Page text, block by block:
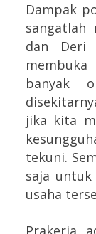
Dampak
sangatlah
dan
banyak
jika kita
tekuni.
saja
usaha